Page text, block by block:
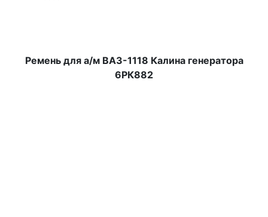
Ремень для а/м ВАЗ-1118 Калина генератора
6РК882